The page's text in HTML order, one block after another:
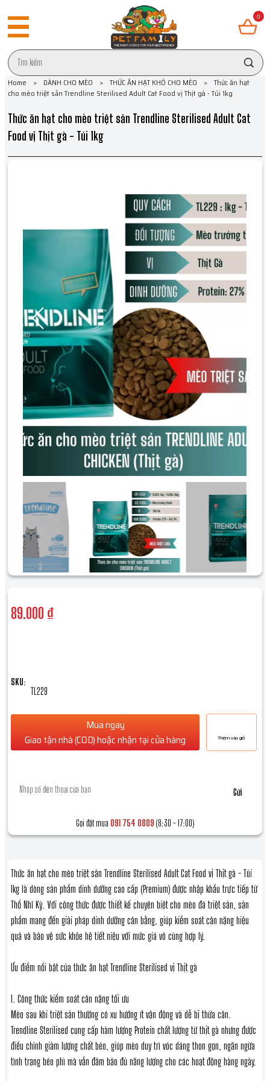
0
Home > DÀNH CHO MÈO > THỨC ĂN HẠT KHÔ CHO MÈO > Thức ăn hạt
cho mèo triệt sản Trendline Sterilised Adult Cat Food vị Thịt gà - Túi 1kg
Thức ăn hạt cho mèo triệt sản Trendline Sterilised Adult Cat
Food vị Thịt gà - Túi 1kg
89.000 ₫
Gọi đặt mua 091 754 0809 (8:30 - 17:00)
Mua ngay
Giao tận nhà (COD) hoặc nhận tại cửa hàng
SKU:
Gửi
Thêm vào giỏ
TL229
Thức ăn hạt cho mèo triệt sản Trendline Sterilised Adult Cat Food vị Thịt gà - Túi
1kg là dòng sản phẩm dinh dưỡng cao cấp (Premium) được nhập khẩu trực tiếp từ
Thổ Nhĩ Kỳ. Với công thức được thiết kế chuyên biệt cho mèo đã triệt sản, sản
phẩm mang đến giải pháp dinh dưỡng cân bằng, giúp kiểm soát cân nặng hiệu
quả và bảo vệ sức khỏe hệ tiết niệu với mức giá vô cùng hợp lý.
Ưu điểm nổi bật của thức ăn hạt Trendline Sterilised vị Thịt gà
1. Công thức kiểm soát cân nặng tối ưu
Mèo sau khi triệt sản thường có xu hướng ít vận động và dễ bị thừa cân.
Trendline Sterilised cung cấp hàm lượng Protein chất lượng từ thịt gà nhưng được
điều chỉnh giảm lượng chất béo, giúp mèo duy trì vóc dáng thon gọn, ngăn ngừa
tình trạng béo phì mà vẫn đảm bảo đủ năng lượng cho các hoạt động hàng ngày.